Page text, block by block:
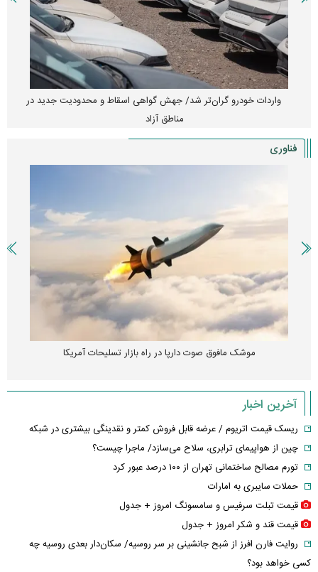
واردات خودرو گران‌تر شد/ جهش گواهی اسقاط و محدودیت جدید در
مناطق آزاد
فناوری
موشک مافوق صوت دارپا در راه بازار تسلیحات آمریکا
آخرین اخبار
ریسک قیمت اتریوم / عرضه قابل فروش کمتر و نقدینگی بیشتری در شبکه
چین از هواپیمای ترابری، سلاح می‌سازد/ ماجرا چیست؟
تورم مصالح ساختمانی تهران از ۱۰۰ درصد عبور کرد
حملات سایبری به امارات
قیمت تبلت سرفیس و سامسونگ امروز + جدول
قیمت قند و شکر امروز + جدول
روایت فارن افرز از شبح جانشینی بر سر روسیه/ سکان‌دار بعدی روسیه چه
کسی خواهد بود؟